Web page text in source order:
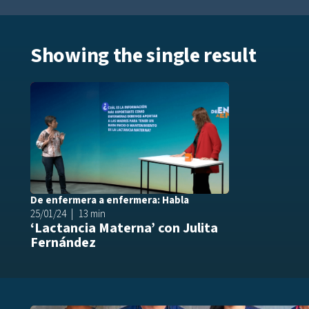
Showing the single result
Añadir a
De enfermera a enfermera: Habla
25/01/24
13 min
‘Lactancia Materna’ con Julita
Fernández